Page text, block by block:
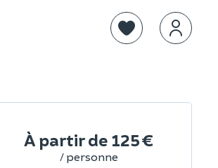
À partir de 125 €
/ personne